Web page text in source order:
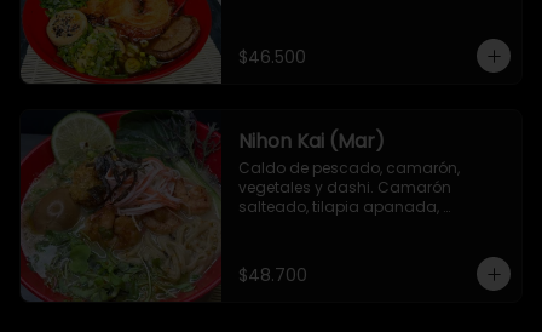
nori.
$46.500
Nihon Kai (Mar)
Caldo de pescado, camarón,
vegetales y dashi. Camarón
salteado, tilapia apanada,
ajonjolí y alga nori.
$48.700